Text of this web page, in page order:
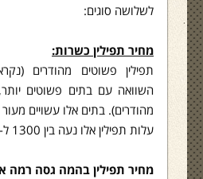
לשלושה סוגים:
מחיר תפילין כשרות:
תפילין פשוטים מהודרים
השוואה עם בתים פשוטים
מהודרים). בתים אלו עשויים
עלות תפילין אלו נעה בין 1300 ל-1400 ש"ח.
מחיר תפילין בהמה גסה רמה